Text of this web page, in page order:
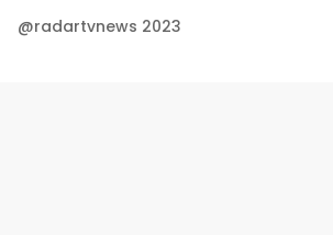
@radartvnews 2023